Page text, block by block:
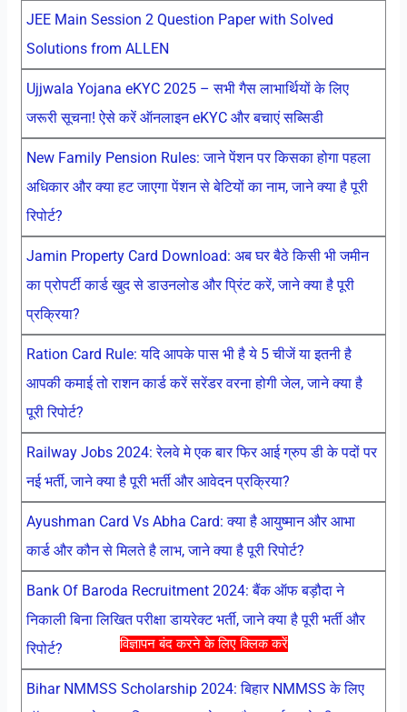
विज्ञापन बंद करने के लिए क्लिक करें
JEE Main Session 2 Question Paper with Solved
Solutions from ALLEN
Ujjwala Yojana eKYC 2025 – सभी गैस लाभार्थियों के लिए
जरूरी सूचना! ऐसे करें ऑनलाइन eKYC और बचाएं सब्सिडी
New Family Pension Rules: जाने पेंशन पर किसका होगा पहला
अधिकार और क्या हट जाएगा पेंशन से बेटियों का नाम, जाने क्या है पूरी
रिपोर्ट?
Jamin Property Card Download: अब घर बैठे किसी भी जमीन
का प्रोपर्टी कार्ड खुद से डाउनलोड और प्रिंट करें, जाने क्या है पूरी
प्रक्रिया?
Ration Card Rule: यदि आपके पास भी है ये 5 चीजें या इतनी है
आपकी कमाई तो राशन कार्ड करें सरेंडर वरना होगी जेल, जाने क्या है
पूरी रिपोर्ट?
Railway Jobs 2024: रेलवे मे एक बार फिर आई ग्रुप डी के पदों पर
नई भर्ती, जाने क्या है पूरी भर्ती और आवेदन प्रक्रिया?
Ayushman Card Vs Abha Card: क्या है आयुष्मान और आभा
कार्ड और कौन से मिलते है लाभ, जाने क्या है पूरी रिपोर्ट?
Bank Of Baroda Recruitment 2024: बैंक ऑफ बड़ौदा ने
निकाली बिना लिखित परीक्षा डायरेक्ट भर्ती, जाने क्या है पूरी भर्ती और
रिपोर्ट?
Bihar NMMSS Scholarship 2024: बिहार NMMSS के लिए